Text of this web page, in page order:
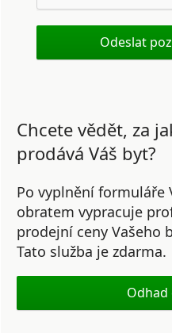
Chcete vědět, za
prodává Váš byt?
Po vyplnění formuláře
obratem vypracuje
prodejní ceny Vašeho
Tato služba je zdarma.
Odhad